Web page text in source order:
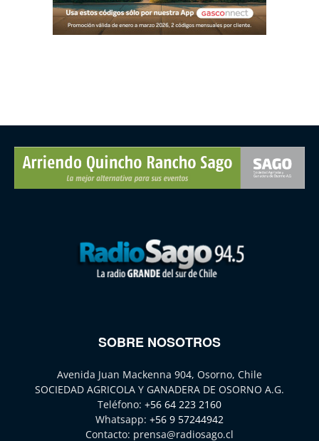
SOBRE NOSOTROS
Avenida Juan Mackenna 904, Osorno, Chile
SOCIEDAD AGRICOLA Y GANADERA DE OSORNO A.G.
Teléfono: +56 64 223 2160
Whatsapp: +56 9 57244942
Contacto: prensa@radiosago.cl